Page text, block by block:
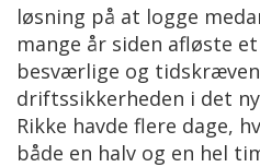
løsning på at logge
mange år siden afløste
besværlige og
driftssikkerheden i det
Rikke havde flere dage,
både en halv og en hel